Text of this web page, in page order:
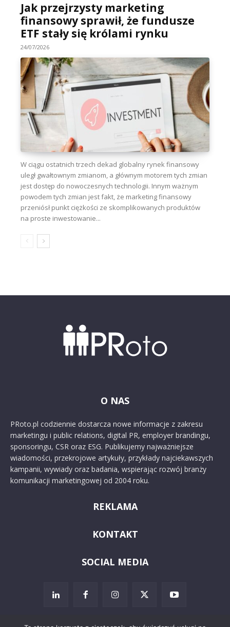
Jak przejrzysty marketing
finansowy sprawił, że fundusze
ETF stały się królami rynku
24/07/2026
W ciągu ostatnich trzech dekad globalny rynek finansowy
uległ gwałtownym zmianom, a głównym motorem tych zmian
jest dostęp do nowoczesnych technologii. Innym ważnym
powodem tych zmian jest fakt, że marketing finansowy
przeniósł punkt ciężkości ze skomplikowanych produktów
na proste inwestowanie...
O NAS
PRoto.pl codziennie dostarcza nowe informacje z zakresu
marketingu i public relations, digital PR, employer brandingu,
sponsoringu, CSR oraz ESG. Publikujemy najważniejsze
wiadomości, przekrojowe artykuły, przykłady najciekawszych
kampanii, wywiady oraz badania, wspierając rozwój branży
komunikacji marketingowej od 2004 roku.
REKLAMA
KONTAKT
SOCIAL MEDIA